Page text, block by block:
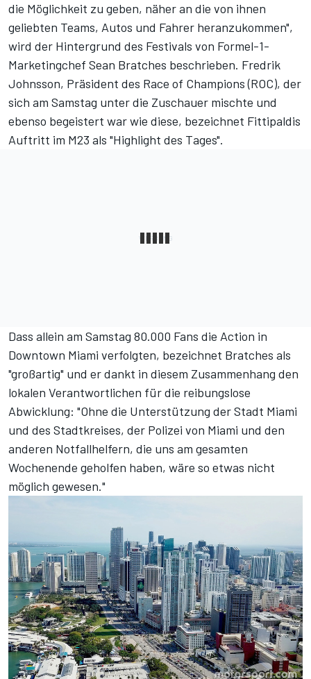
die Möglichkeit zu geben, näher an die von ihnen
geliebten Teams, Autos und Fahrer heranzukommen",
wird der Hintergrund des Festivals von Formel-1-
Marketingchef Sean Bratches beschrieben. Fredrik
Johnsson, Präsident des Race of Champions (ROC), der
sich am Samstag unter die Zuschauer mischte und
ebenso begeistert war wie diese, bezeichnet Fittipaldis
Auftritt im M23 als "Highlight des Tages".
Dass allein am Samstag 80.000 Fans die Action in
Downtown Miami verfolgten, bezeichnet Bratches als
"großartig" und er dankt in diesem Zusammenhang den
lokalen Verantwortlichen für die reibungslose
Abwicklung: "Ohne die Unterstützung der Stadt Miami
und des Stadtkreises, der Polizei von Miami und den
anderen Notfallhelfern, die uns am gesamten
Wochenende geholfen haben, wäre so etwas nicht
möglich gewesen."